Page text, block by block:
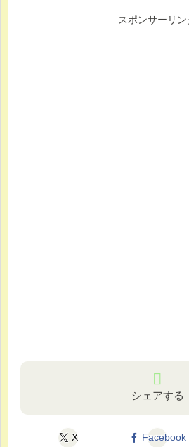
スポンサーリン
シェアする
X Facebook